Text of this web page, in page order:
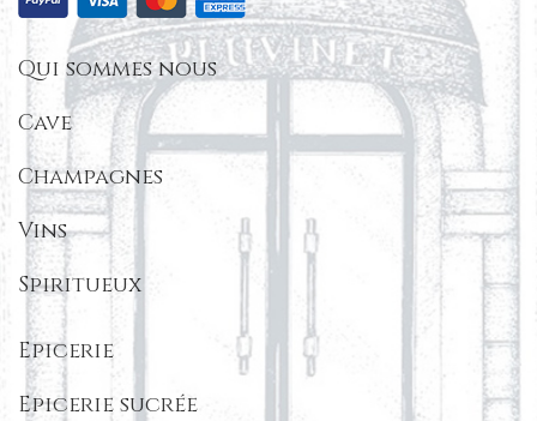
Qui sommes nous
Cave
Champagnes
Vins
Spiritueux
Epicerie
Epicerie sucrée